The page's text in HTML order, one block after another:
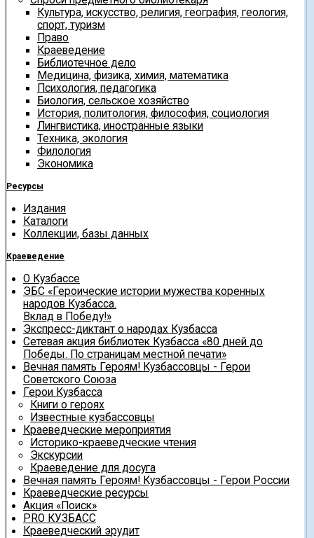
Культура, искусство, религия, география, геология,
спорт, туризм
Право
Краеведение
Библиотечное дело
Медицина, физика, химия, математика
Психология, педагогика
Биология, сельское хозяйство
История, политология, философия, социология
Лингвистика, иностранные языки
Техника, экология
Филология
Экономика
Ресурсы
Издания
Каталоги
Коллекции, базы данных
Краеведение
О Кузбассе
ЭБС «Героические истории мужества коренных
народов Кузбасса.
Вклад в Победу!»
Экспресс-диктант о народах Кузбасса
Сетевая акция библиотек Кузбасса «80 дней до
Победы. По страницам местной печати»
Вечная память Героям! Кузбассовцы - Герои
Советского Союза
Герои Кузбасса
Книги о героях
Известные кузбассовцы
Краеведческие мероприятия
Историко-краеведческие чтения
Экскурсии
Краеведение для досуга
Вечная память Героям! Кузбассовцы - Герои России
Краеведческие ресурсы
Акция «Поиск»
PRO КУЗБАСС
Краеведческий эрудит